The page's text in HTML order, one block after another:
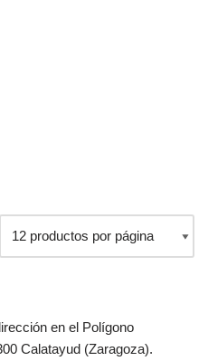
en el Polígono
Calatayud (Zaragoza).